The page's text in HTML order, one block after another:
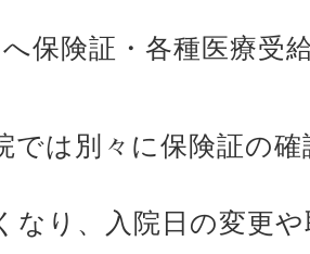
保険証・各種医療受
では別々に保険証の
なり、入院日の変更